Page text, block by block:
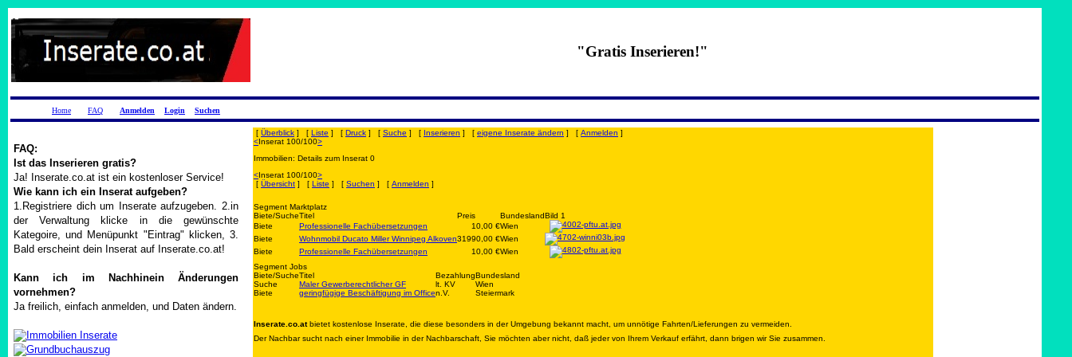
"Gratis Inserieren!"
Home FAQ Anmelden Login Suchen
FAQ:
Ist das Inserieren gratis?
Ja! Inserate.co.at ist ein kostenloser Service!
Wie kann ich ein Inserat aufgeben?
1.Registriere dich um Inserate aufzugeben. 2.in
der Verwaltung klicke in die gewünschte
Kategoire, und Menüpunkt "Eintrag" klicken, 3.
Bald erscheint dein Inserat auf Inserate.co.at!
Kann ich im Nachhinein Änderungen
vornehmen?
Ja freilich, einfach anmelden, und Daten ändern.
[ Überblick ] [ Liste ] [ Druck ] [ Suche ] [ Inserieren ] [ eigene Inserate ändern ] [ Anmelden ]
<Inserat 100/100>
Immobilien: Details zum Inserat 0
<Inserat 100/100>
[ Übersicht ] [ Liste ] [ Suchen ] [ Anmelden ]
Segment Marktplatz
Biete/SucheTitel Preis BundeslandBild 1
Biete
Professionelle Fachübersetzungen 10,00 €Wien
Biete
Wohnmobil Ducato Miller Winnipeg Alkoven31990,00 €Wien
Biete
Professionelle Fachübersetzungen 10,00 €Wien
Segment Jobs
Biete/SucheTitel BezahlungBundesland
Suche
Maler Gewerberechtlicher GF lt. KV
Wien
Biete
geringfügige Beschäftigung im Officen.V. Steiermark
Inserate.co.atbietet kostenlose Inserate, die diese besonders in der Umgebung bekannt macht, um unnötige Fahrten/Lieferungen zu vermeiden.
Der Nachbar sucht nach einer Immobilie in der Nachbarschaft, Sie möchten aber nicht, daß jeder von Ihrem Verkauf erfährt, dann brigen wir Sie zusammen.